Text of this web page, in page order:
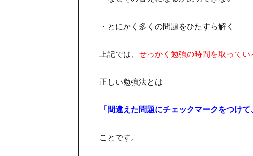
・とにかく多くの問題をひたすら解く
上記では、 せっかく勉強の時間を取って
正しい勉強法とは
「間違えた問題にチェックマークをつけ
ことです。